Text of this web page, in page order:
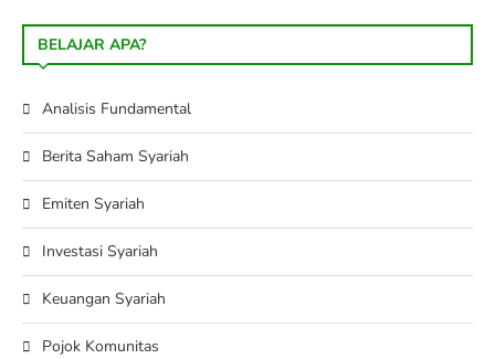
BELAJAR APA?
Analisis Fundamental
Berita Saham Syariah
Emiten Syariah
Investasi Syariah
Keuangan Syariah
Pojok Komunitas